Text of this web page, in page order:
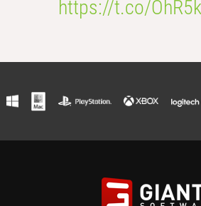
https://t.co/